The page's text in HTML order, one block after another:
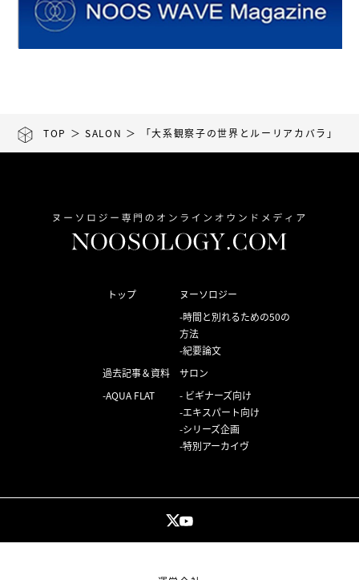
TOP ＞SALON ＞ 「大系観察子の世界とルーリアカバラ」
トップ
ヌーソロジー
時間と別れるための50の
方法
紀要論文
過去記事＆資料
AQUA FLAT
サロン
ビギナーズ向け
エキスパート向け
シリーズ企画
特別アーカイヴ